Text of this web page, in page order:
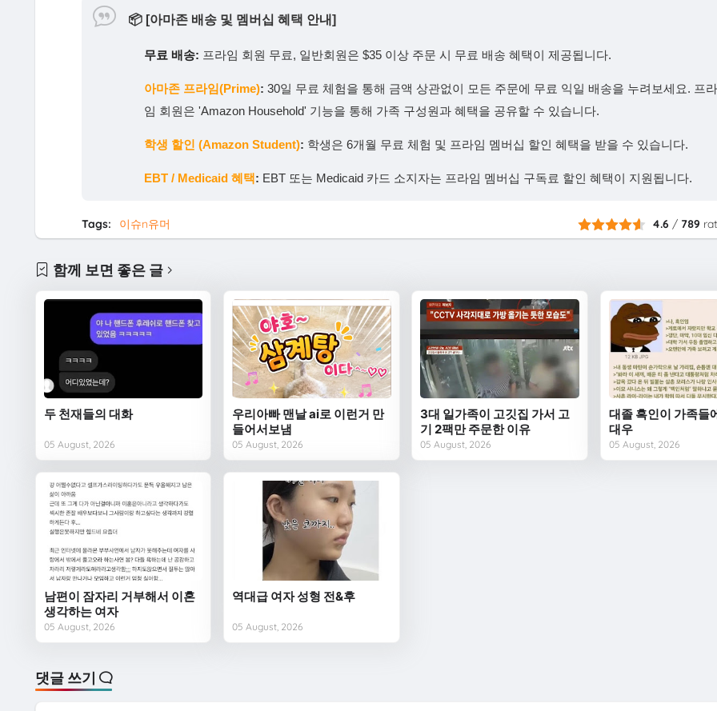
📦 [아마존 배송 및 멤버십 혜택 안내]
무료 배송: 프라임 회원 무료, 일반회원은 $35 이상 주문 시 무료 배송 혜택이 제공됩니다.
아마존 프라임(Prime): 30일 무료 체험을 통해 금액 상관없이 모든 주문에 무료 익일 배송을 누려보세요. 프
임 회원은 'Amazon Household' 기능을 통해 가족 구성원과 혜택을 공유할 수 있습니다.
학생 할인 (Amazon Student): 학생은 6개월 무료 체험 및 프라임 멤버십 할인 혜택을 받을 수 있습니다.
EBT / Medicaid 혜택: EBT 또는 Medicaid 카드 소지자는 프라임 멤버십 구독료 할인 혜택이 지원됩니다.
Tags: 이슈n유머 4.6 / 789
함께 보면 좋은 글
두 천재들의 대화
05 August, 2026
우리아빠 맨날 ai로 이런거 만
들어서보냄
05 August, 2026
3대 일가족이 고깃집 가서 고
기 2팩만 주문한 이유
05 August, 2026
대졸 흑인이 가족들
대우
05 August, 2026
남편이 잠자리 거부해서 이혼
생각하는 여자
05 August, 2026
역대급 여자 성형 전&후
05 August, 2026
댓글 쓰기